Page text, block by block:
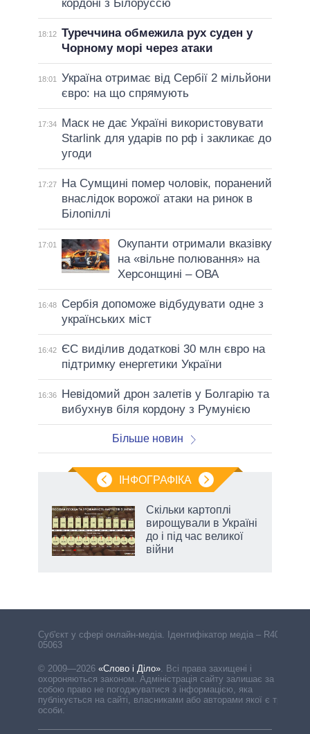
кордоні з Білоруссю
18:12 Туреччина обмежила рух суден у
Чорному морі через атаки
18:01
Україна отримає від Сербії 2 мільйони
євро: на що спрямують
17:34
Маск не дає Україні використовувати
Starlink для ударів по рф і закликає до
угоди
17:27
На Сумщині помер чоловік, поранений
внаслідок ворожої атаки на ринок в
Білопіллі
17:01
Окупанти отримали вказівку
на «вільне полювання» на
Херсонщині – ОВА
16:48
Сербія допоможе відбудувати одне з
українських міст
16:42
ЄС виділив додаткові 30 млн євро на
підтримку енергетики України
16:36
Невідомий дрон залетів у Болгарію та
вибухнув біля кордону з Румунією
Більше новин
ІНФОГРАФІКА
Скільки картоплі
вирощували в Україні
до і під час великої
війни
Cуб'єкт у сфері онлайн-медіа. Ідентифікатор медіа – R40-
05063
© 2009—2026 «Слово і Діло». Всі права захищені і
охороняються законом. Адміністрація сайту залишає за
собою право не погоджуватися з інформацією, яка
публікується на сайті, власниками або авторами якої є треті
особи.